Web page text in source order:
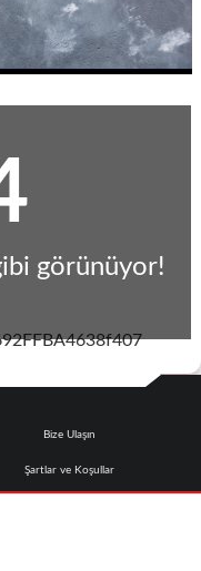
görünüyor!
Bize Ulaşın
Şartlar ve Koşullar